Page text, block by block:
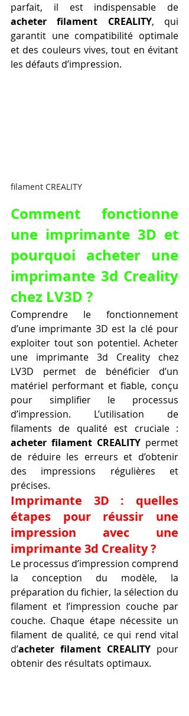
acheter filament CREALITY, qui
garantit une compatibilité optimale
et des couleurs vives, tout en évitant
les défauts d’impression.
filament CREALITY
Comment fonctionne
une imprimante 3D et
pourquoi acheter une
imprimante 3d Creality
chez LV3D ?
Comprendre le fonctionnement
d’une imprimante 3D est la clé pour
exploiter tout son potentiel. Acheter
une imprimante 3d Creality chez
LV3D permet de bénéficier d’un
matériel performant et fiable, conçu
pour simplifier le processus
d’impression. L’utilisation de
acheter filament CREALITY permet
de réduire les erreurs et d’obtenir
des impressions régulières et
précises.
Imprimante 3D : quelles
étapes pour réussir une
impression avec une
imprimante 3d Creality ?
Le processus d’impression comprend
la conception du modèle, la
préparation du fichier, la sélection du
filament et l’impression couche par
couche. Chaque étape nécessite un
filament de qualité, ce qui rend vital
d’acheter filament CREALITY pour
obtenir des résultats optimaux.